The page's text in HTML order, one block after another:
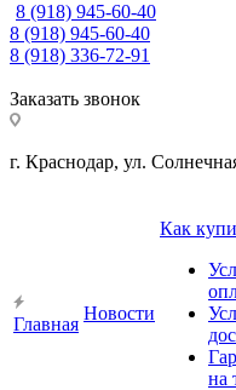
8 (918) 945-60-40
8 (918) 945-60-40
8 (918) 336-72-91
Заказать звонок
г. Краснодар, ул.
Главная
Новости
Как
на